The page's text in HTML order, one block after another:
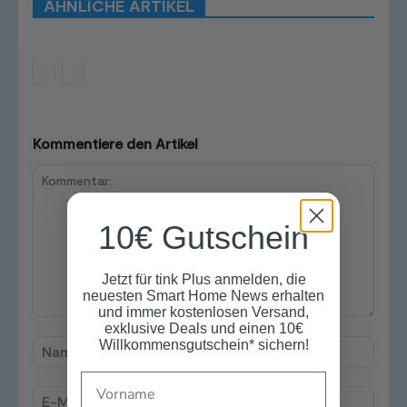
ÄHNLICHE ARTIKEL
Kommentiere den Artikel
10€ Gutschein
Jetzt für tink Plus anmelden, die
neuesten Smart Home News erhalten
und immer kostenlosen Versand,
exklusive Deals und einen 10€
Willkommensgutschein* sichern!